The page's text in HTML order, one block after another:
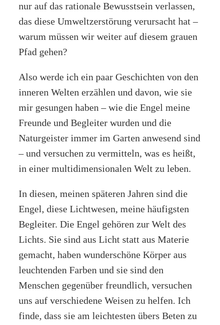
nur auf das rationale Bewusstsein verlassen,
das diese Umweltzerstörung verursacht hat –
warum müssen wir weiter auf diesem grauen
Pfad gehen?
Also werde ich ein paar Geschichten von den
inneren Welten erzählen und davon, wie sie
mir gesungen haben – wie die Engel meine
Freunde und Begleiter wurden und die
Naturgeister immer im Garten anwesend sind
– und versuchen zu vermitteln, was es heißt,
in einer multidimensionalen Welt zu leben.
In diesen, meinen späteren Jahren sind die
Engel, diese Lichtwesen, meine häufigsten
Begleiter. Die Engel gehören zur Welt des
Lichts. Sie sind aus Licht statt aus Materie
gemacht, haben wunderschöne Körper aus
leuchtenden Farben und sie sind den
Menschen gegenüber freundlich, versuchen
uns auf verschiedene Weisen zu helfen. Ich
finde, dass sie am leichtesten übers Beten zu